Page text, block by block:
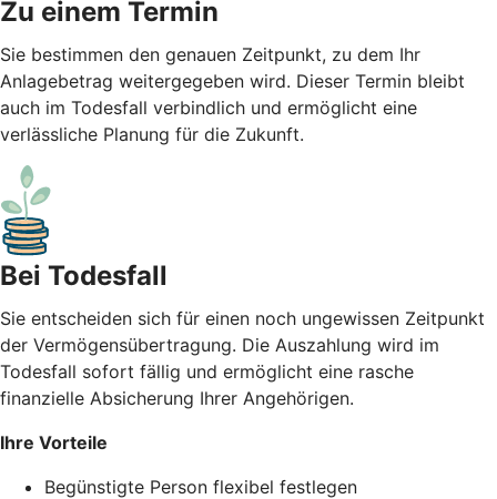
Zu einem Termin
Sie bestimmen den genauen Zeitpunkt, zu dem Ihr
Anlagebetrag weitergegeben wird. Dieser Termin bleibt
auch im Todesfall verbindlich und ermöglicht eine
verlässliche Planung für die Zukunft.
Bei Todesfall
Sie entscheiden sich für einen noch ungewissen Zeitpunkt
der Vermögensübertragung. Die Auszahlung wird im
Todesfall sofort fällig und ermöglicht eine rasche
finanzielle Absicherung Ihrer Angehörigen.
Ihre Vorteile
Begünstigte Person flexibel festlegen